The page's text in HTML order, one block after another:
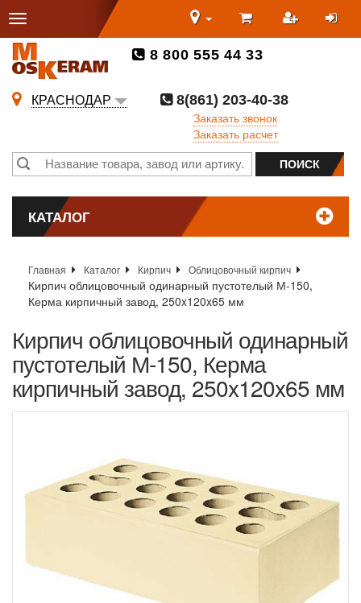
8 800 555 44 33
КРАСНОДАР
8(861) 203-40-38
Заказать звонок
Заказать расчет
КАТАЛОГ
Главная Каталог Кирпич Облицовочный кирпич
Кирпич облицовочный одинарный пустотелый М-150,
Керма кирпичный завод, 250x120x65 мм
Кирпич облицовочный одинарный
пустотелый М-150, Керма
кирпичный завод, 250x120x65 мм